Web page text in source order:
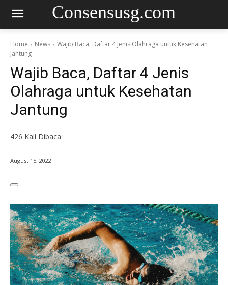
Consensusg.com
Home News
Wajib Baca, Daftar 4 Jenis Olahraga untuk Kesehatan
Jantung
Wajib Baca, Daftar 4 Jenis
Olahraga untuk Kesehatan
Jantung
426 Kali Dibaca
August 15, 2022